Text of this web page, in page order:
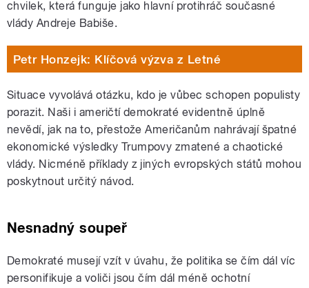
chvilek, která funguje jako hlavní protihráč současné
vlády Andreje Babiše.
Petr Honzejk: Klíčová výzva z Letné
Situace vyvolává otázku, kdo je vůbec schopen populisty
porazit. Naši i američtí demokraté evidentně úplně
nevědí, jak na to, přestože Američanům nahrávají špatné
ekonomické výsledky Trumpovy zmatené a chaotické
vlády. Nicméně příklady z jiných evropských států mohou
poskytnout určitý návod.
Nesnadný soupeř
Demokraté musejí vzít v úvahu, že politika se čím dál víc
personifikuje a voliči jsou čím dál méně ochotní